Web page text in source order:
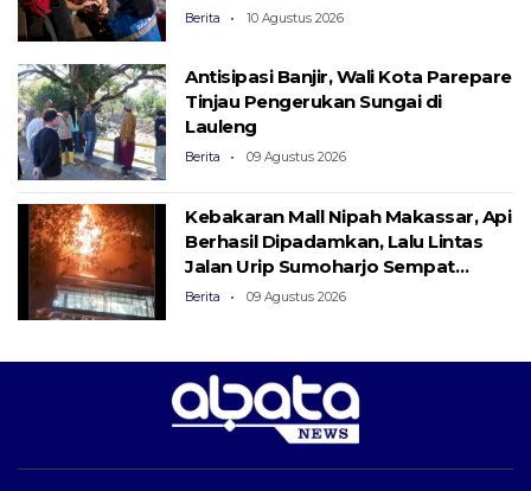
Berita 10 Agustus 2026
Antisipasi Banjir, Wali Kota Parepare
Tinjau Pengerukan Sungai di
Lauleng
Berita 09 Agustus 2026
Kebakaran Mall Nipah Makassar, Api
Berhasil Dipadamkan, Lalu Lintas
Jalan Urip Sumoharjo Sempat
Macet
Berita 09 Agustus 2026